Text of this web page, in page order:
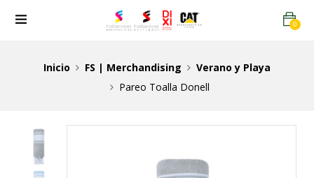
0
Inicio FS | Merchandising
Verano y Playa
Pareo Toalla Donell